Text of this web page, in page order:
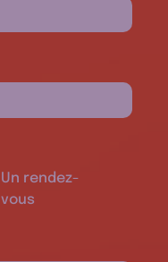
Un rendez-
vous